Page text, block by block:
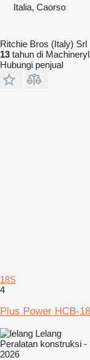
Italia, Caorso
Ritchie Bros (Italy) Srl
13 tahun di
Hubungi penjual
18S
4
Plus Power HCB-
Lelang
Peralatan konstruksi
2026